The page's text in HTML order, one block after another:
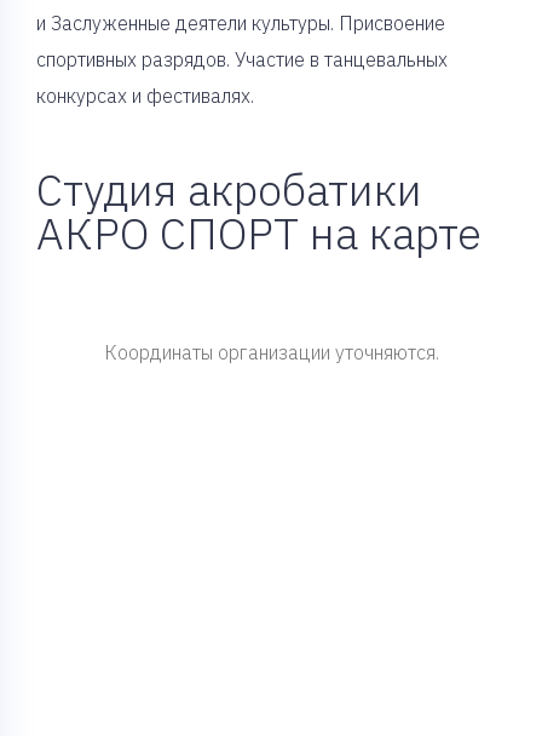
и Заслуженные деятели культуры. Присвоение
спортивных разрядов. Участие в танцевальных
конкурсах и фестивалях.
Студия акробатики
АКРО СПОРТ на карте
Координаты организации уточняются.